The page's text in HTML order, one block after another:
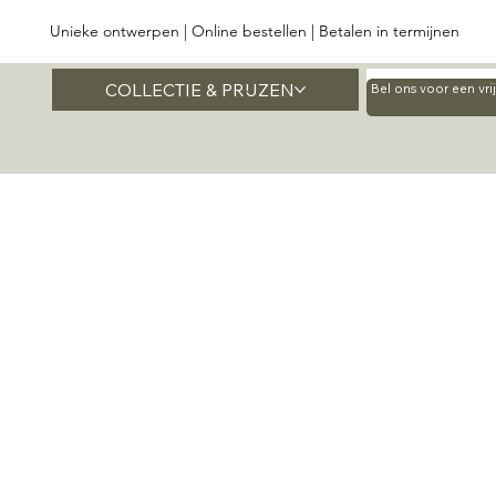
COLLECTIE & PRIJZEN Home
Bel ons voor een
Unieke ontwerpen | Online bestellen | Betalen in termijnen